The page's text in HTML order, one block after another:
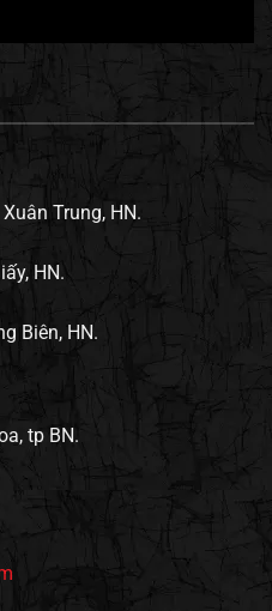
Trung, HN.
HN.
Biên, HN.
tp BN.